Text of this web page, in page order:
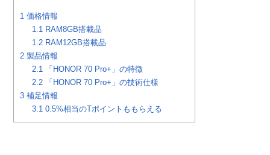
1 価格情報
1.1 RAM8GB搭載品
1.2 RAM12GB搭載品
2 製品情報
2.1 「HONOR 70 Pro+」の特徴
2.2 「HONOR 70 Pro+」の技術仕様
3 補足情報
3.1 0.5%相当のTポイントももらえる